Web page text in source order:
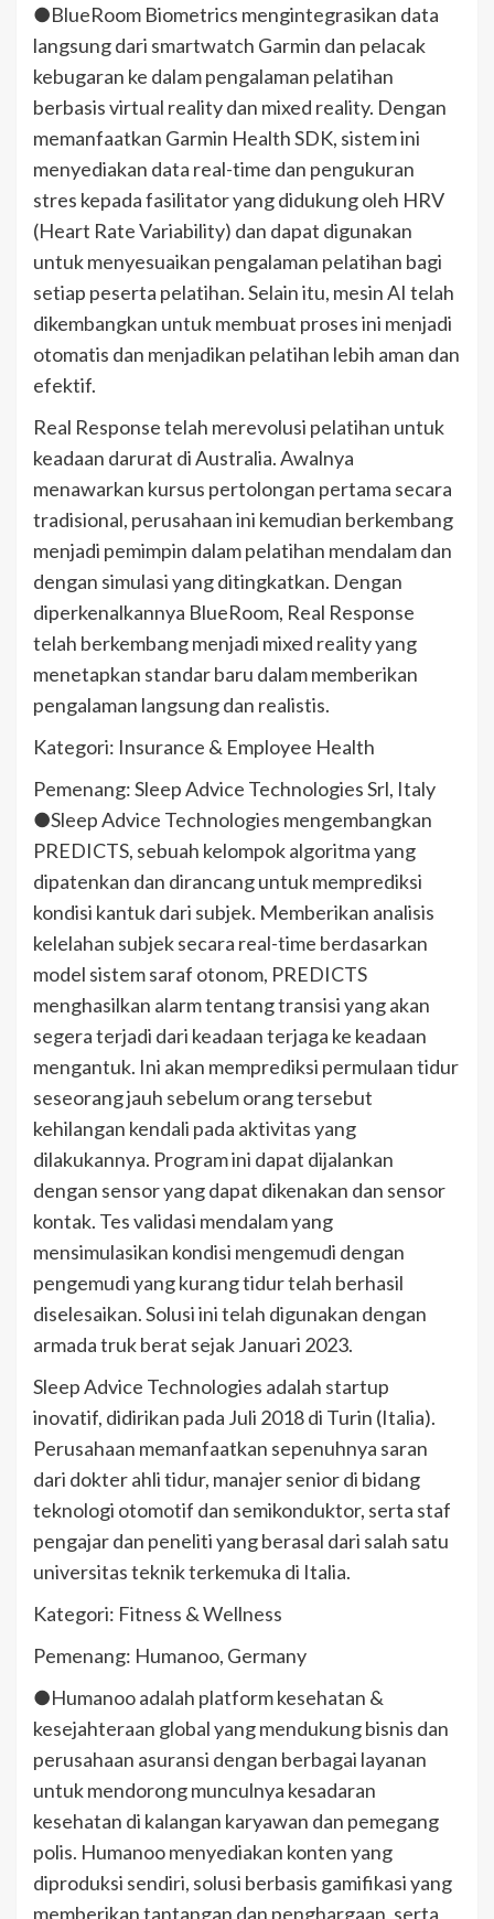
●BlueRoom Biometrics mengintegrasikan data
langsung dari smartwatch Garmin dan pelacak
kebugaran ke dalam pengalaman pelatihan
berbasis virtual reality dan mixed reality. Dengan
memanfaatkan Garmin Health SDK, sistem ini
menyediakan data real-time dan pengukuran
stres kepada fasilitator yang didukung oleh HRV
(Heart Rate Variability) dan dapat digunakan
untuk menyesuaikan pengalaman pelatihan bagi
setiap peserta pelatihan. Selain itu, mesin AI telah
dikembangkan untuk membuat proses ini menjadi
otomatis dan menjadikan pelatihan lebih aman dan
efektif.
Real Response telah merevolusi pelatihan untuk
keadaan darurat di Australia. Awalnya
menawarkan kursus pertolongan pertama secara
tradisional, perusahaan ini kemudian berkembang
menjadi pemimpin dalam pelatihan mendalam dan
dengan simulasi yang ditingkatkan. Dengan
diperkenalkannya BlueRoom, Real Response
telah berkembang menjadi mixed reality yang
menetapkan standar baru dalam memberikan
pengalaman langsung dan realistis.
Kategori: Insurance & Employee Health
Pemenang: Sleep Advice Technologies Srl, Italy
●Sleep Advice Technologies mengembangkan
PREDICTS, sebuah kelompok algoritma yang
dipatenkan dan dirancang untuk memprediksi
kondisi kantuk dari subjek. Memberikan analisis
kelelahan subjek secara real-time berdasarkan
model sistem saraf otonom, PREDICTS
menghasilkan alarm tentang transisi yang akan
segera terjadi dari keadaan terjaga ke keadaan
mengantuk. Ini akan memprediksi permulaan tidur
seseorang jauh sebelum orang tersebut
kehilangan kendali pada aktivitas yang
dilakukannya. Program ini dapat dijalankan
dengan sensor yang dapat dikenakan dan sensor
kontak. Tes validasi mendalam yang
mensimulasikan kondisi mengemudi dengan
pengemudi yang kurang tidur telah berhasil
diselesaikan. Solusi ini telah digunakan dengan
armada truk berat sejak Januari 2023.
Sleep Advice Technologies adalah startup
inovatif, didirikan pada Juli 2018 di Turin (Italia).
Perusahaan memanfaatkan sepenuhnya saran
dari dokter ahli tidur, manajer senior di bidang
teknologi otomotif dan semikonduktor, serta staf
pengajar dan peneliti yang berasal dari salah satu
universitas teknik terkemuka di Italia.
Kategori: Fitness & Wellness
Pemenang: Humanoo, Germany
●Humanoo adalah platform kesehatan &
kesejahteraan global yang mendukung bisnis dan
perusahaan asuransi dengan berbagai layanan
untuk mendorong munculnya kesadaran
kesehatan di kalangan karyawan dan pemegang
polis. Humanoo menyediakan konten yang
diproduksi sendiri, solusi berbasis gamifikasi yang
memberikan tantangan dan penghargaan, serta